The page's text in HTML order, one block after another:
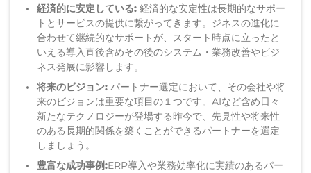
経済的に安定している: 経済的な安定性は長期的なサポー
トとサービスの提供に繋がってきます。ジネスの進化に
合わせて継続的なサポートが
スタート時点に立ったと
いえる導入 直後含めその後のシステム・業務改善やビジ
ネス発展に影響します。
将来のビジョン: パートナー選定において 、 その会社や将
来のビジョンは重要な項目の１つです。AIなど含め日々
新たなテクノロジーが登場する昨今で、 先見性や将来性
のある長期的関係を築くことができるパートナーを選定
しましょう。
豊富な成功事例:ERP導入や業務効率化に実績のあるパー